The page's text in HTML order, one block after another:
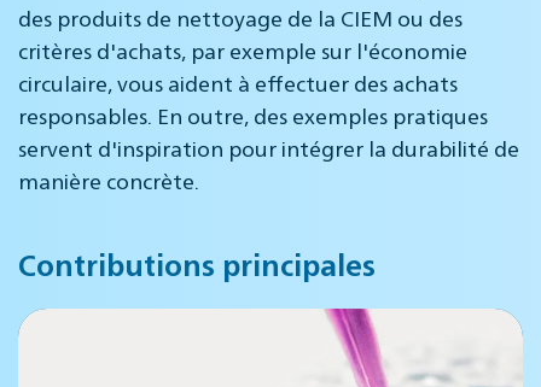
des produits de nettoyage de la CIEM ou des
critères d'achats, par exemple sur l'économie
circulaire, vous aident à effectuer des achats
responsables. En outre, des exemples pratiques
servent d'inspiration pour intégrer la durabilité de
manière concrète.
Contributions principales